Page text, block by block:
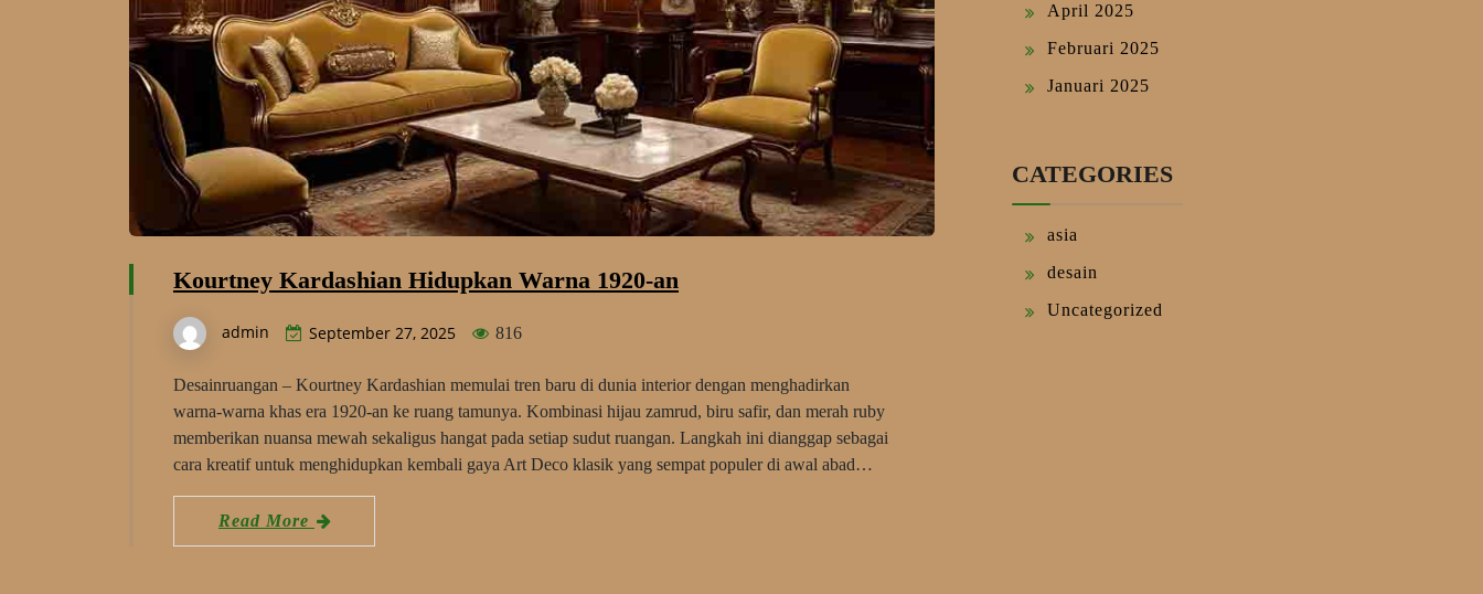
Kourtney Kardashian Hidupkan Warna 1920-an
admin September 27, 2025 816
Desainruangan – Kourtney Kardashian memulai tren baru di dunia interior dengan menghadirkan
warna-warna khas era 1920-an ke ruang tamunya. Kombinasi hijau zamrud, biru safir, dan merah ruby
memberikan nuansa mewah sekaligus hangat pada setiap sudut ruangan. Langkah ini dianggap sebagai
cara kreatif untuk menghidupkan kembali gaya Art Deco klasik yang sempat populer di awal abad…
Read More
April 2025
Februari 2025
Januari 2025
CATEGORIES
asia
desain
Uncategorized